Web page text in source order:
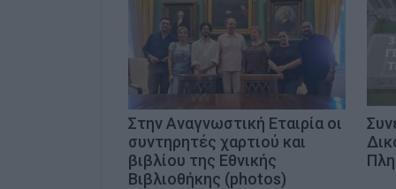
Στην Αναγνωστική Εταιρία οι
συντηρητές χαρτιού και
βιβλίου της Εθνικής
Βιβλιοθήκης (photos)